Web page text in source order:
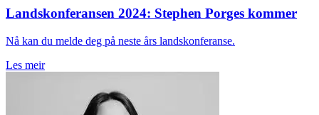
Landskonferansen 2024: Stephen Porges kommer
Nå kan du melde deg på neste års landskonferanse.
Les meir